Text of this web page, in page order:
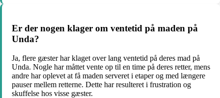
Er der nogen klager om ventetid på maden på
Unda?
Ja, flere gæster har klaget over lang ventetid på deres mad på
Unda. Nogle har måttet vente op til en time på deres retter, mens
andre har oplevet at få maden serveret i etaper og med længere
pauser mellem retterne. Dette har resulteret i frustration og
skuffelse hos visse gæster.